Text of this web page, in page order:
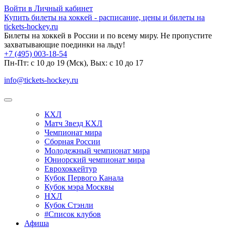
Войти в Личный кабинет
Купить билеты на хоккей - расписание, цены и билеты на
tickets-hockey.ru
Билеты на хоккей в России и по всему миру. Не пропустите
захватывающие поединки на льду!
+7 (495) 003-18-54
Пн-Пт: c 10 до 19 (Мск), Вых: с 10 до 17
info@tickets-hockey.ru
КХЛ
Матч Звезд КХЛ
Чемпионат мира
Сборная России
Молодежный чемпионат мира
Юниорский чемпионат мира
Еврохоккейтур
Кубок Первого Канала
Кубок мэра Москвы
НХЛ
Кубок Стэнли
#Список клубов
Афиша